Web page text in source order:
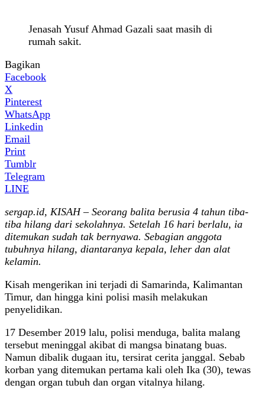
Jenasah Yusuf Ahmad Gazali saat masih di
rumah sakit.
Bagikan
Facebook
X
Pinterest
WhatsApp
Linkedin
Email
Print
Tumblr
Telegram
LINE
sergap.id, KISAH – Seorang balita berusia 4 tahun tiba-
tiba hilang dari sekolahnya. Setelah 16 hari berlalu, ia
ditemukan sudah tak bernyawa. Sebagian anggota
tubuhnya hilang, diantaranya kepala, leher dan alat
kelamin.
Kisah mengerikan ini terjadi di Samarinda, Kalimantan
Timur, dan hingga kini polisi masih melakukan
penyelidikan.
17 Desember 2019 lalu, polisi menduga, balita malang
tersebut meninggal akibat di mangsa binatang buas.
Namun dibalik dugaan itu, tersirat cerita janggal. Sebab
korban yang ditemukan pertama kali oleh Ika (30), tewas
dengan organ tubuh dan organ vitalnya hilang.